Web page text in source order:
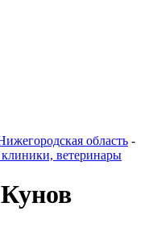
область -
ветеринары